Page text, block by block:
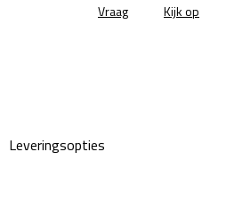
Leveringsopties
Vraag Kijk op